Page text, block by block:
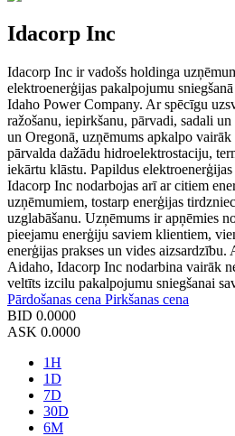
Idacorp Inc
Idacorp Inc ir vadošs holdinga
elektroenerģijas pakalpojumu
Idaho Power Company. Ar spēcīgu
ražošanu, iepirkšanu, pārvadi, sadali
un Oregonā, uzņēmums apkalpo
pārvalda dažādu hidroelektrostaciju,
iekārtu klāstu. Papildus
Idacorp Inc nodarbojas arī ar citiem
uzņēmumiem, tostarp enerģijas
uzglabāšanu. Uzņēmums ir apņēmies
pieejamu enerģiju saviem klientiem,
enerģijas prakses un vides
Aidaho, Idacorp Inc nodarbina vairāk
veltīts izcilu pakalpojumu sniegšanai
Pārdošanas cena Pirkšanas cena
BID 0.0000
ASK 0.0000
1H
1D
7D
30D
6M